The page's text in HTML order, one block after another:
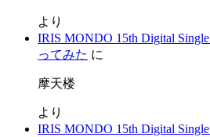
より
IRIS MONDO 15th Digital
ってみた に
摩天楼
より
IRIS MONDO 15th Digital